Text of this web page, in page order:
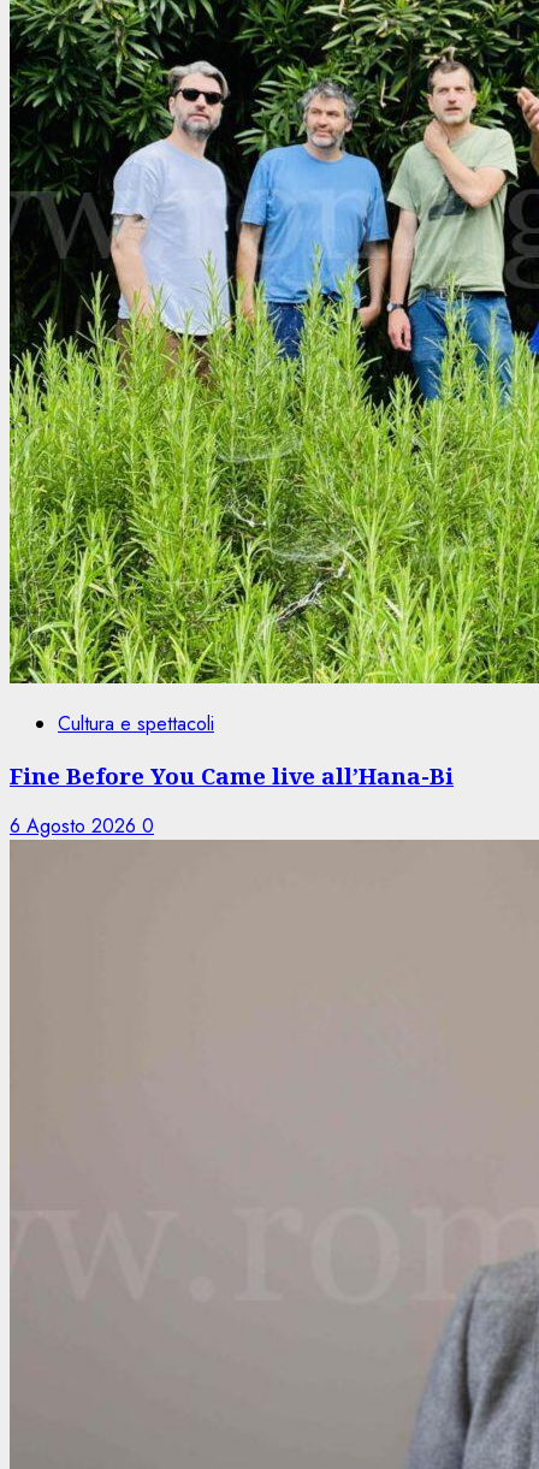
Cultura e spettacoli
Fine Before You Came live all’Hana-Bi
6 Agosto 2026 0